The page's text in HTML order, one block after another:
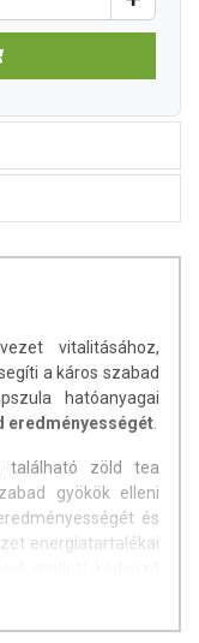
vitalitásához,
a káros szabad
hatóanyagai
eredményességét
található zöld tea
gyökök elleni
és
energiatartalékai
ami kihat a bőr